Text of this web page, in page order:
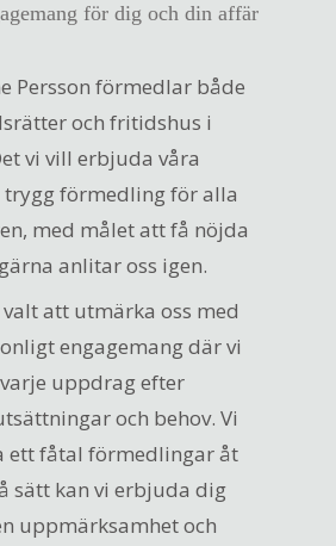
för dig och din affär
Persson förmedlar både
och fritidshus i
vi vill erbjuda våra
trygg förmedling för alla
med målet att få nöjda
anlitar oss igen.
att utmärka oss med
engagemang där vi
uppdrag efter
och behov. Vi
ett fåtal förmedlingar åt
sätt kan vi erbjuda dig
uppmärksamhet och